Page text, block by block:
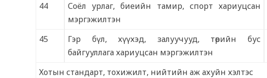
44
Соёл урлаг, биеийн тамир, спорт хариуцсан
мэргэжилтэн
45
Гэр бүл, хүүхэд, залуучууд, төрийн бус
байгууллага хариуцсан мэргэжилтэн
Хотын стандарт, тохижилт, нийтийн аж ахуйн хэлтэс